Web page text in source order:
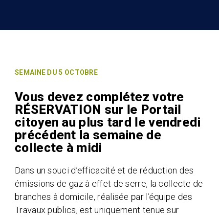
SEMAINE DU 5 OCTOBRE
Vous devez complétez votre
RÉSERVATION sur le Portail
citoyen au plus tard le vendredi
précédent la semaine de
collecte à midi
Dans un souci d’efficacité et de réduction des
émissions de gaz à effet de serre, la collecte de
branches à domicile, réalisée par l’équipe des
Travaux publics, est uniquement tenue sur